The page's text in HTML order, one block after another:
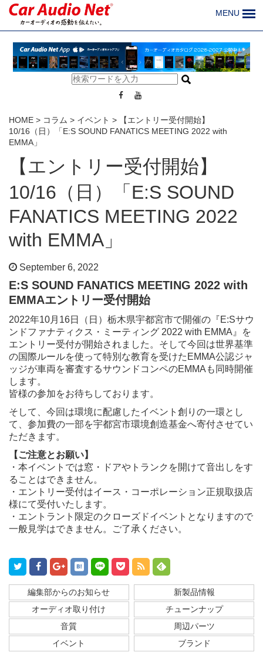
MENU
HOME > コラム > イベント >
【エントリー受付開始】
10/16（日）「E:S SOUND FANATICS MEETING 2022 with
EMMA」
【エントリー受付開始】
10/16（日）「E:S SOUND
FANATICS MEETING 2022
with EMMA」
September 6, 2022
E:S SOUND FANATICS MEETING 2022 with
EMMAエントリー受付開始
2022年10月16日（日）栃木県宇都宮市で開催の『E:Sサウ
ンドファナティクス・ミーティング 2022 with EMMA』を
エントリー受付が開始されました。そして今回は世界基準
の国際ルールを使って特別な教育を受けたEMMA公認ジャ
ッジが車両を審査するサウンドコンペのEMMAも同時開催
します。
皆様の参加をお待ちしております。
そして、今回は環境に配慮したイベント創りの一環とし
て、参加費の一部を宇都宮市環境創造基金へ寄付させてい
ただきます。
【ご注意とお願い】
・本イベントでは窓・ドアやトランクを開けて音出しをす
ることはできません。
・エントリー受付はイース・コーポレーション正規取扱店
様にて受付いたします。
・エントラント限定のクローズドイベントとなりますので
一般見学はできません。ご了承ください。
編集部からのお知らせ
新製品情報
オーディオ取り付け
チューンナップ
音質
周辺パーツ
イベント
ブランド